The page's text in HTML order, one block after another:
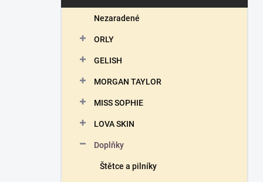
s
kategorie
Nezaradené
ORLY
GELISH
MORGAN TAYLOR
MISS SOPHIE
LOVA SKIN
Doplňky
Štětce a pilníky